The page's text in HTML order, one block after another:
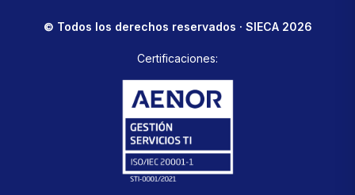
© Todos los derechos reservados · SIECA 2026
Certificaciones: